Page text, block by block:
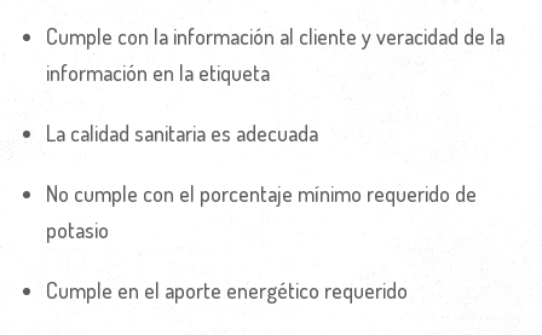
Cumple con la información al cliente y veracidad de la
información en la etiqueta
La calidad sanitaria es adecuada
No cumple con el porcentaje mínimo requerido de
potasio
Cumple en el aporte energético requerido